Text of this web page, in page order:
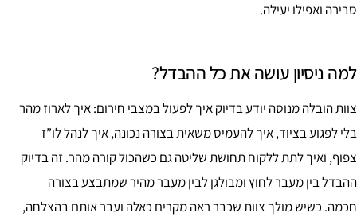
סבירה ואפילו יעילה.
למה ניסיון עושה את כל ההבדל?
צוות הובלה מנוסה יודע בדיוק איך לפעול במצבי חירום: איך לארוז מהר
בלי לפגוע בציוד, איך להעמיס משאית בצורה נכונה, איך לנהל לו”ז
צפוף, ואיך לתת ללקוח תחושת שליטה גם כשהכול קורה מהר. זה בדיוק
ההבדל בין מעבר לחוץ ומבולגן לבין מעבר מהיר שמתבצע בצורה
חכמה. כשיש מולך צוות שכבר ראה מקרים כאלה ועבר אותם בהצלחה,